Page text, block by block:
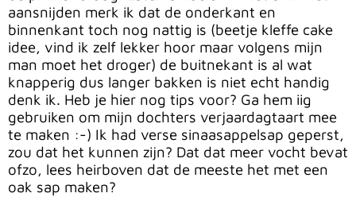
aansnijden merk ik dat de onderkant en
binnenkant toch nog nattig is (beetje kleffe cake
idee, vind ik zelf lekker hoor maar volgens mijn
man moet het droger) de buitnekant is al wat
knapperig dus langer bakken is niet echt handig
denk ik. Heb je hier nog tips voor? Ga hem iig
gebruiken om mijn dochters verjaardagtaart mee
te maken :-) Ik had verse sinaasappelsap geperst,
zou dat het kunnen zijn? Dat dat meer vocht bevat
ofzo, lees heirboven dat de meeste het met een
oak sap maken?